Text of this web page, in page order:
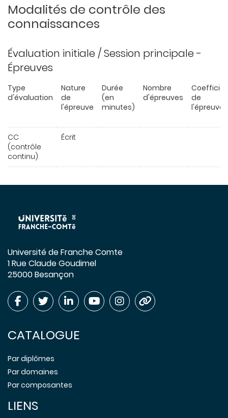
Modalités de contrôle des
connaissances
Évaluation initiale / Session principale -
Épreuves
Type
d'évaluation
Nature
de
l'épreuve
Durée
(en
minutes)
Nombre
d'épreuves
de
l'épreuve
CC
(contrôle
continu)
Écrit
Université de Franche Comte
1 Rue Claude Goudimel
25000 Besançon
CATALOGUE
Par diplômes
Par domaines
Par composantes
LIENS